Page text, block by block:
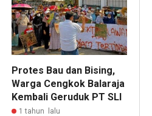
Protes Bau dan Bising,
Warga Cengkok Balaraja
Kembali Geruduk PT SLI
1 tahun lalu